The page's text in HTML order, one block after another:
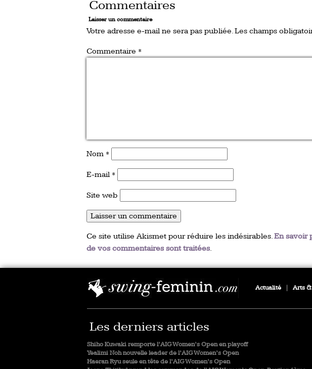
Commentaires
Laisser un commentaire
Votre adresse e-mail ne sera pas publiée.Les champs
Commentaire *
Nom *
E-mail *
Site web
Ce site utilise Akismet pour réduire les indésirables.En savoir
de vos commentaires sont traitées.
Actualité Arts
Les derniers articles
Shiho Kuwaki remporte l’AIG Women’s Open en playoff
Yealimi Noh nouvelle leader de l’AIG Women’s Open
Haeran Ryu seule en tête de l’AIG Women’s Open